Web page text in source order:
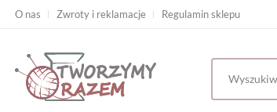
O nas Zwroty i reklamacje Regulamin sklepu